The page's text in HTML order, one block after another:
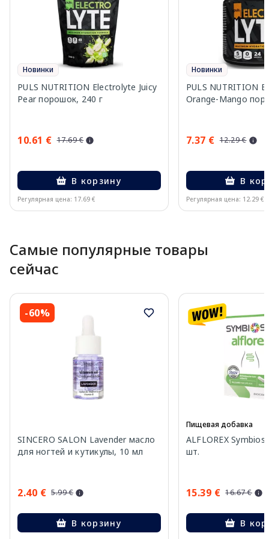
Новинки
PULS NUTRITION Electrolyte Juicy
Pear порошок, 240 г
10.61 € 17.69 €
В корзину
Регулярная цена: 17.69 €
Новинки
PULS NUTRITION
Orange-Mango
7.37 € 12.29 €
В
Регулярная цена: 12.29 €
Самые популярные товары
сейчас
-60%
SINCERO SALON Lavender масло
для ногтей и кутикулы, 10 мл
2.40 € 5.99 €
В корзину
Пищевая добавка
ALFLOREX
шт.
15.39 € 16.67 €
В